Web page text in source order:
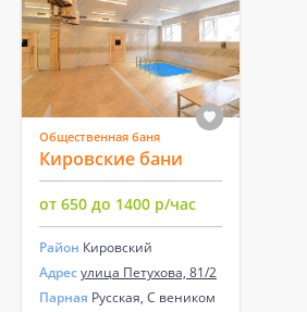
Общественная баня
Кировские бани
от 650 до 1400 р/час
Район Кировский
Адресулица Петухова, 81/2
Парная Русская, С веником